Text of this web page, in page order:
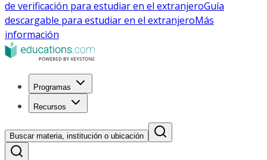
de verificación para estudiar en el extranjeroGuía
descargable para estudiar en el extranjeroMás
información
Programas
Recursos
Buscar materia, institución o ubicación